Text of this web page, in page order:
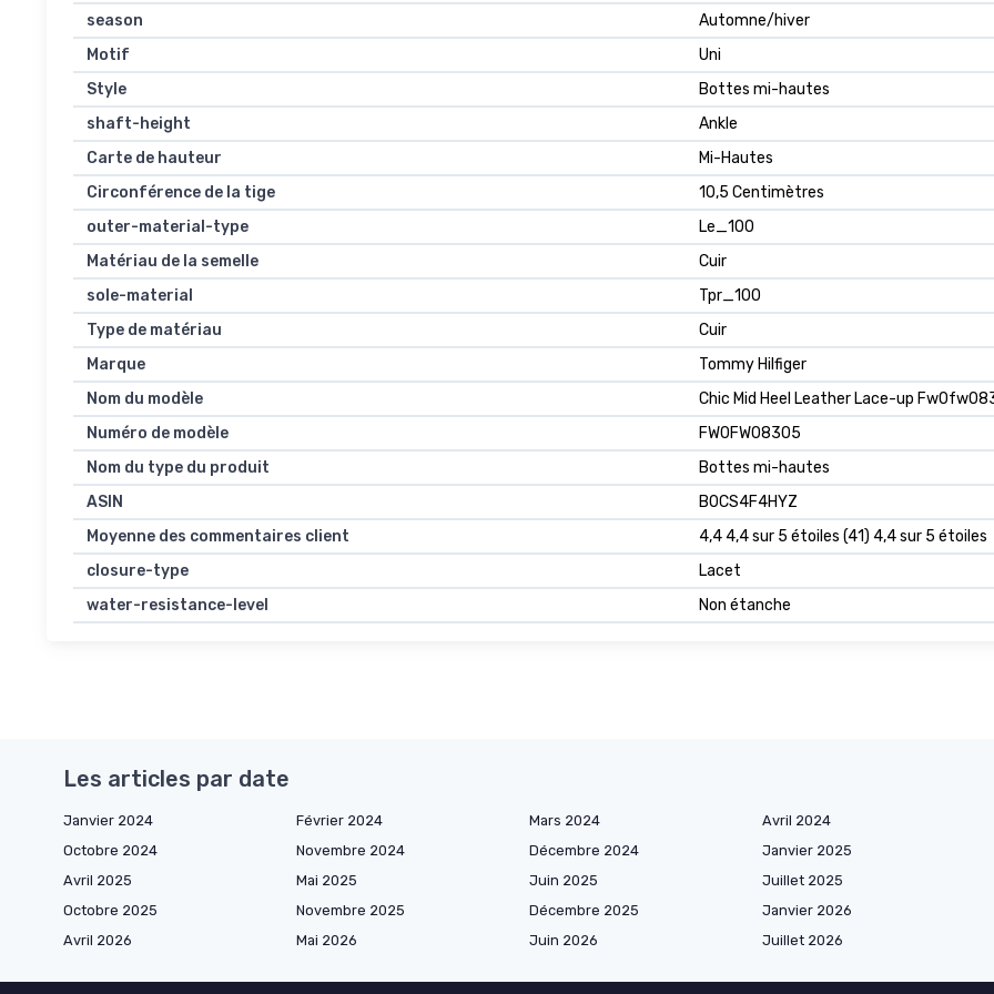
season
Automne/hiver
Motif
Uni
Style
Bottes mi-hautes
shaft-height
Ankle
Carte de hauteur
Mi-Hautes
Circonférence de la tige
10,5 Centimètres
outer-material-type
Le_100
Matériau de la semelle
Cuir
sole-material
Tpr_100
Type de matériau
Cuir
Marque
Tommy Hilfiger
Nom du modèle
Chic Mid Heel Leather Lace-up
Numéro de modèle
FW0FW08305
Nom du type du produit
Bottes mi-hautes
ASIN
B0CS4F4HYZ
Moyenne des commentaires client
4,4 4,4 sur 5 étoiles (41) 4,4 sur 5 étoiles
closure-type
Lacet
water-resistance-level
Non étanche
Les articles par date
Janvier 2024 Février 2024 Mars 2024
Avril 2024
Octobre 2024
Novembre 2024 Décembre 2024
Janvier 2025
Avril 2025
Mai 2025 Juin 2025
Juillet 2025
Octobre 2025
Novembre 2025 Décembre 2025
Janvier 2026
Avril 2026
Mai 2026 Juin 2026 Juillet 2026